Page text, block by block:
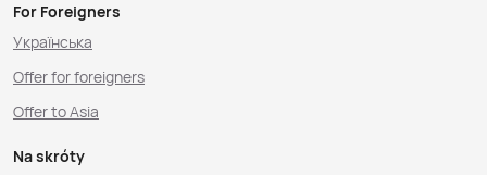
For Foreigners
Українська
Offer for foreigners
Offer to Asia
Na skróty